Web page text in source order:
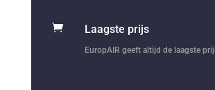
 Laagste prijs
EuropAIR geeft altijd de laagste